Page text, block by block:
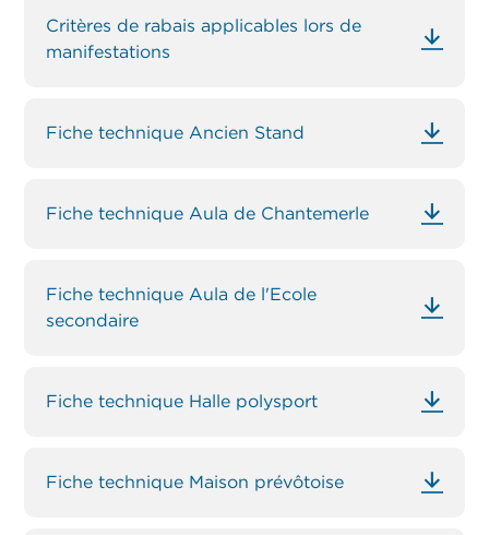
Critères de rabais applicables lors de
manifestations
Fiche technique Ancien Stand
Fiche technique Aula de Chantemerle
Fiche technique Aula de l'Ecole
secondaire
Fiche technique Halle polysport
Fiche technique Maison prévôtoise